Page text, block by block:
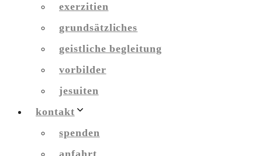
exerzitien
grundsätzliches
geistliche begleitung
vorbilder
jesuiten
kontakt
spenden
anfahrt